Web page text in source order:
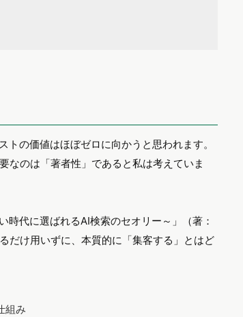
の価値はほぼゼロに向かうと思われます。
なのは「著者性」であると私は考えていま
代に選ばれるAI検索のセオリー～」（著：
だけ用いずに、本質的に「集客する」とはど
組み